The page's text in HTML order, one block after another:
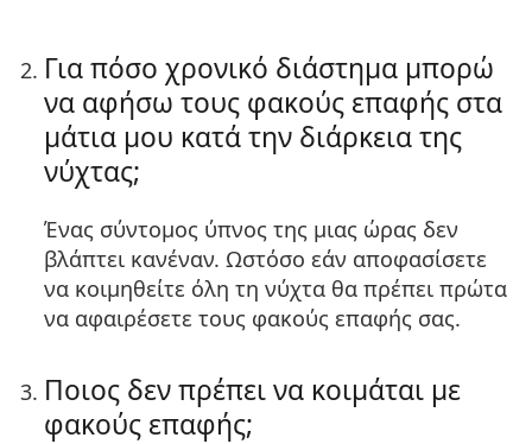
Για πόσο χρονικό διάστημα μπορώ
να αφήσω τους φακούς επαφής στα
μάτια μου κατά την διάρκεια της
νύχτας;
Ένας σύντομος ύπνος της μιας ώρας δεν
βλάπτει κανέναν. Ωστόσο εάν αποφασίσετε
να κοιμηθείτε όλη τη νύχτα θα πρέπει πρώτα
να αφαιρέσετε τους φακούς επαφής σας.
Ποιος δεν πρέπει να κοιμάται με
φακούς επαφής;